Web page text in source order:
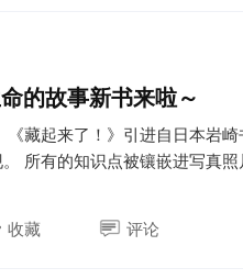
的故事新书来啦～
藏起来了！》引进自日本岩
所有的知识点被镶嵌进写真
收藏 评论